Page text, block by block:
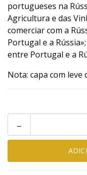
portugueses na
Agricultura e das
comerciar com a
Portugal e a
entre Portugal e a
Nota: capa com leve
-